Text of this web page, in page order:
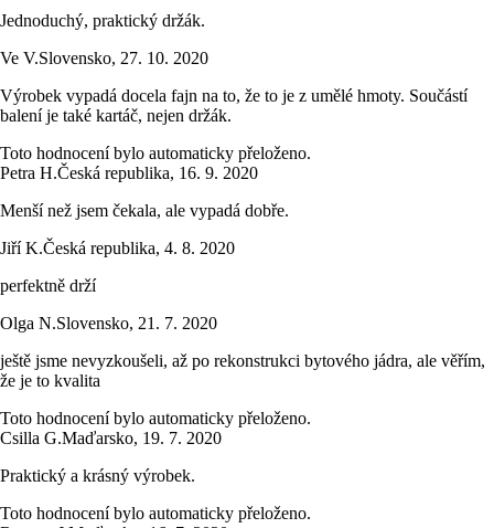
Jednoduchý, praktický držák.
Ve V.Slovensko, 27. 10. 2020
Výrobek vypadá docela fajn na to, že to je z umělé hmoty. Součástí
balení je také kartáč, nejen držák.
Toto hodnocení bylo automaticky přeloženo.
Petra H.Česká republika, 16. 9. 2020
Menší než jsem čekala, ale vypadá dobře.
Jiří K.Česká republika, 4. 8. 2020
perfektně drží
Olga N.Slovensko, 21. 7. 2020
ještě jsme nevyzkoušeli, až po rekonstrukci bytového jádra, ale věřím,
že je to kvalita
Toto hodnocení bylo automaticky přeloženo.
Csilla G.Maďarsko, 19. 7. 2020
Praktický a krásný výrobek.
Toto hodnocení bylo automaticky přeloženo.